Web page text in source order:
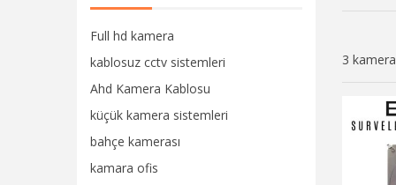
Full hd kamera
kablosuz cctv sistemleri
Ahd Kamera Kablosu
küçük kamera sistemleri
bahçe kamerası
kamara ofis
3